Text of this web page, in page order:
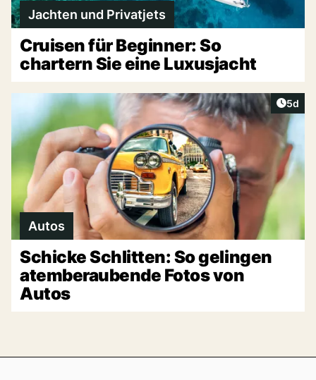
Jachten und Privatjets
Cruisen für Beginner: So
chartern Sie eine Luxusjacht
5d
Autos
Schicke Schlitten: So gelingen
atemberaubende Fotos von
Autos